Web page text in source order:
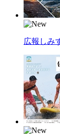
広報しみ